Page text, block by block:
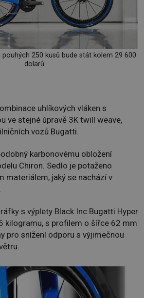
250 kusů bude stát kolem 29 600
dolarů.
uhlíkových vláken s
ve stejné úpravě 3K twill weave,
vozů Bugatti.
karbonovému obložení
Chiron. Sedlo je potaženo
materiálem, jaký se nachází v
s výplety Black Inc Bugatti Hyper
kilogramu, s profilem o šířce 62 mm
pro snížení odporu s výjimečnou